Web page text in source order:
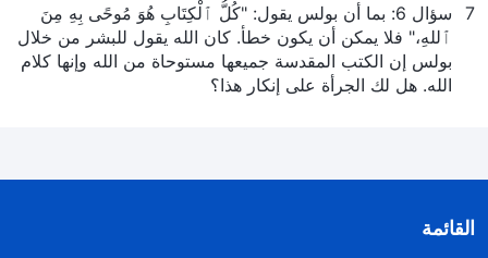
7
سؤال 6: بما أن بولس يقول: "كُلُّ ٱلْكِتَابِ هُوَ مُوحًى بِهِ مِنَ
ٱللهِ،" فلا يمكن أن يكون خطأ. كان الله يقول للبشر من خلال
بولس إن الكتب المقدسة جميعها مستوحاة من الله وإنها كلام
الله. هل لك الجرأة على إنكار هذا؟
القائمة